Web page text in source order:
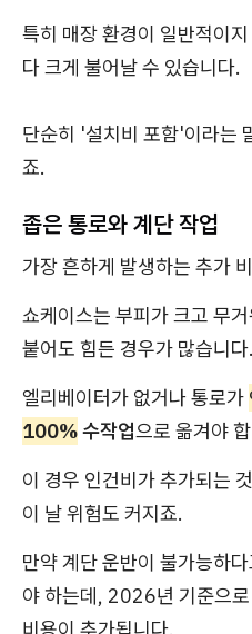
특히 매장 환경이 일반적이
다 크게 불어날 수 있습니다.
단순히 '설치비 포함'이라는
죠.
좁은 통로와 계단 작업
가장 흔하게 발생하는 추가
쇼케이스는 부피가 크고 무
붙어도 힘든 경우가 많습니다.
엘리베이터가 없거나 통로가
100%수작업으로 옮겨야
이 경우 인건비가 추가되는
이 날 위험도 커지죠.
만약 계단 운반이 불가능하
야 하는데, 2026년 기준으